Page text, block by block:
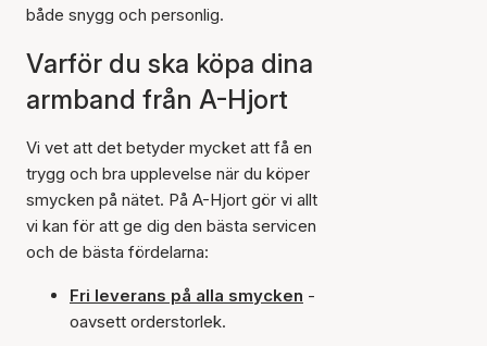
både snygg och personlig.
Varför du ska köpa dina
armband från A-Hjort
Vi vet att det betyder mycket att få en
trygg och bra upplevelse när du köper
smycken på nätet. På A-Hjort gör vi allt
vi kan för att ge dig den bästa servicen
och de bästa fördelarna:
Fri leverans på alla smycken -
oavsett orderstorlek.